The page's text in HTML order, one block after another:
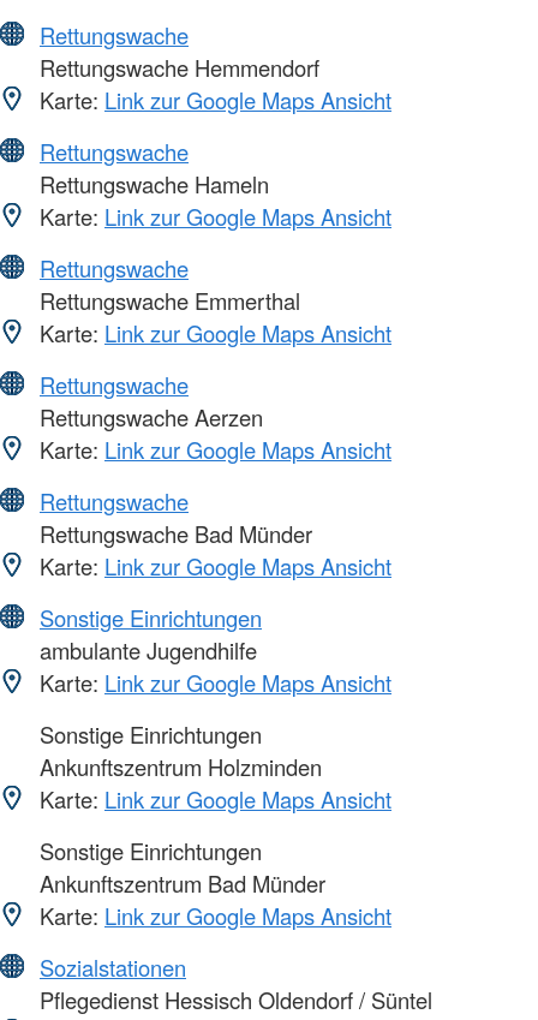
Rettungswache
Rettungswache Hemmendorf
Karte: Link zur Google Maps Ansicht
Rettungswache
Rettungswache Hameln
Karte: Link zur Google Maps Ansicht
Rettungswache
Rettungswache Emmerthal
Karte: Link zur Google Maps Ansicht
Rettungswache
Rettungswache Aerzen
Karte: Link zur Google Maps Ansicht
Rettungswache
Rettungswache Bad Münder
Karte: Link zur Google Maps Ansicht
Sonstige Einrichtungen
ambulante Jugendhilfe
Karte: Link zur Google Maps Ansicht
Sonstige Einrichtungen
Ankunftszentrum Holzminden
Karte: Link zur Google Maps Ansicht
Sonstige Einrichtungen
Ankunftszentrum Bad Münder
Karte: Link zur Google Maps Ansicht
Sozialstationen
Pflegedienst Hessisch Oldendorf / Süntel